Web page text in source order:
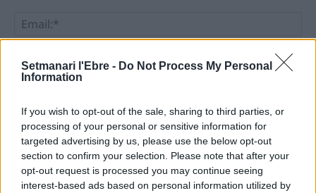
Setmanari l'Ebre - Do Not Process My Personal
Information
If you wish to opt-out of the sale, sharing to third parties, or
processing of your personal or sensitive information for
targeted advertising by us, please use the below opt-out
section to confirm your selection. Please note that after your
opt-out request is processed you may continue seeing
interest-based ads based on personal information utilized by
aquest navegador per a la propera vegada que comenti.